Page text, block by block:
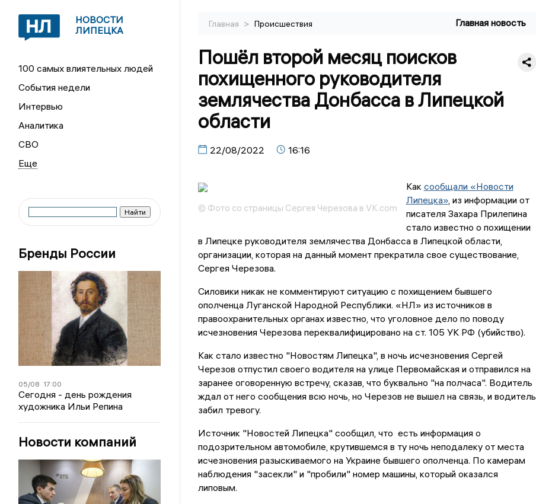
НОВОСТИ
ЛИПЕЦКА
100 самых влиятельных людей
События недели
Интервью
Аналитика
СВО
Бренды России
05/08 17:00
Сегодня - день рождения
художника Ильи Репина
Новости компаний
Главная > Происшествия Главная новость
Пошёл второй месяц поисков
похищенного руководителя
землячества Донбасса в Липецкой
области
22/08/2022 16:16
© Фото со страницы Сергея Черезова в VK.com
Как сообщали «Новости
Липецка», из информации от
писателя Захара Прилепина
стало известно о похищении
в Липецке руководителя землячества Донбасса в Липецкой области,
организации, которая на данный момент прекратила свое существование,
Сергея Черезова.
Силовики никак не комментируют ситуацию с похищением бывшего
ополченца Луганской Народной Республики. «НЛ» из источников в
правоохранительных органах известно, что уголовное дело по поводу
исчезновения Черезова переквалифицировано на ст. 105 УК РФ (убийство).
Как стало известно "Новостям Липецка", в ночь исчезновения Сергей
Черезов отпустил своего водителя на улице Первомайская и отправился на
заранее оговоренную встречу, сказав, что буквально "на полчаса". Водитель
ждал от него сообщения всю ночь, но Черезов не вышел на связь, и водитель
забил тревогу.
Источник "Новостей Липецка" сообщил, что есть информация о
подозрительном автомобиле, крутившемся в ту ночь неподалеку от места
исчезновения разыскиваемого на Украине бывшего ополченца. По камерам
наблюдения "засекли" и "пробили" номер машины, который оказался
липовым.